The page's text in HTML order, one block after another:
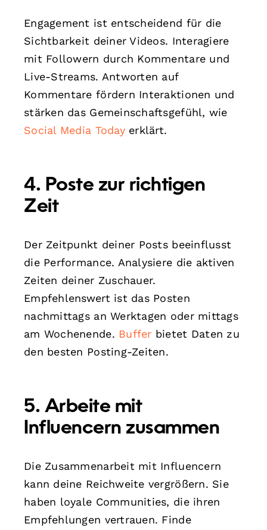
Engagement ist entscheidend für die
Sichtbarkeit deiner Videos. Interagiere
mit Followern durch Kommentare und
Live-Streams. Antworten auf
Kommentare fördern Interaktionen und
stärken das Gemeinschaftsgefühl, wie
Social Media Todayerklärt.
4. Poste zur richtigen
Zeit
Der Zeitpunkt deiner Posts beeinflusst
die Performance. Analysiere die aktiven
Zeiten deiner Zuschauer.
Empfehlenswert ist das Posten
nachmittags an Werktagen oder mittags
am Wochenende. Buffer bietet Daten zu
den besten Posting-Zeiten.
5. Arbeite mit
Influencern zusammen
Die Zusammenarbeit mit Influencern
kann deine Reichweite vergrößern. Sie
haben loyale Communities, die ihren
Empfehlungen vertrauen. Finde